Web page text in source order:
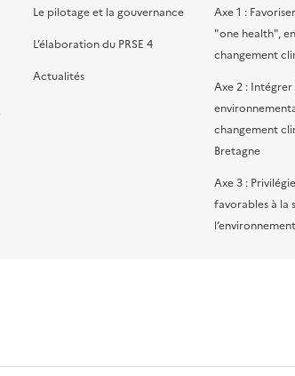
Le pilotage et la gouvernance
L’élaboration du PRSE 4
Actualités
Axe 1 :
"one health",
changement
Axe 2 : Intégrer
changement
Bretagne
Axe 3 :
favorables à la